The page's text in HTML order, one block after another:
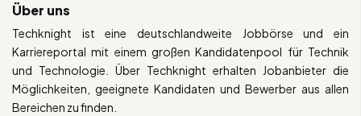
Über uns
Techknight ist eine deutschlandweite Jobbörse und ein
Karriereportal mit einem großen Kandidatenpool für Technik
und Technologie. Über Techknight erhalten Jobanbieter die
Möglichkeiten, geeignete Kandidaten und Bewerber aus allen
Bereichen zu finden.